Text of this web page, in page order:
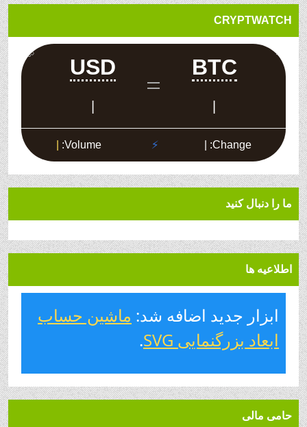
CRYPTWATCH
ما را دنبال کنید
اطلاعیه ها
ابزار جدید اضافه شد:ماشین حساب
ابعاد بزرگنمایی SVG
.
حامی مالی